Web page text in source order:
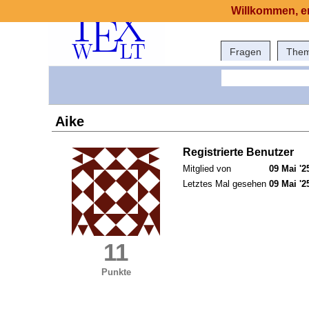
Fragen
Aike
11
Punkte
Registrierte Benutzer
Mitglied von
09 Mai
Letztes Mal gesehen 09 Mai
Willkommen,